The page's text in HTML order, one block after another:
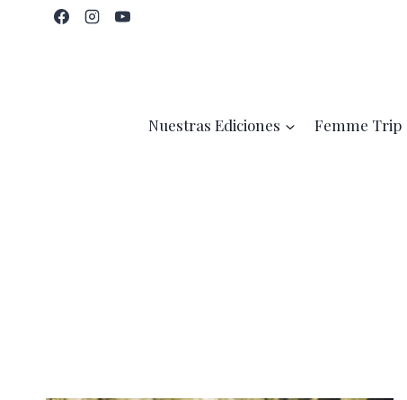
Nuestras Ediciones Femme Trip